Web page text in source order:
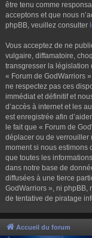
être tenu comme
acceptons et que nous
phpBB, veuillez consulter
Vous acceptez de ne
vulgaire, diffamatoire,
transgresser la législation
« Forum de GodWarriors
ne respectez pas ces
immédiat et définitif et
d’accès à internet et les
est enregistrée afin
le fait que « Forum de
déplacer ou de verrouiller
moment si nous estimons
que toutes les
dans notre base de
diffusées à une tierce
GodWarriors », ni phpBB,
de tentative de piratage
Accueil du forum